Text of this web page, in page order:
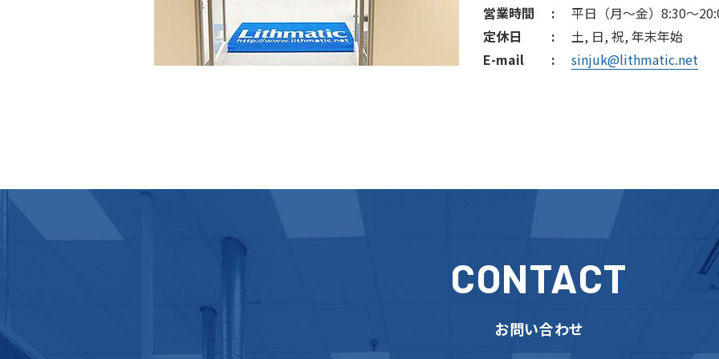
営業時間
平日（月～金）8:30～
定休日
土, 日, 祝, 年末年始
E-mail
sinjuk@lithmatic.net
CONTACT
お問い合わせ